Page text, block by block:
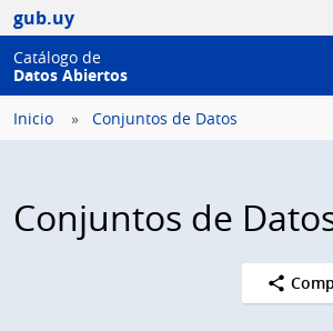
gub.uy
Catálogo de
Datos Abiertos
Inicio Conjuntos de Datos
Conjuntos de